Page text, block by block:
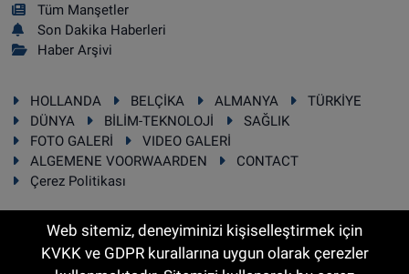
Tüm Manşetler
Son Dakika Haberleri
Haber Arşivi
HOLLANDA BELÇİKA ALMANYA
TÜRKİYE
DÜNYA
BİLİM-TEKNOLOJİ
SAĞLIK
FOTO GALERİ
VIDEO GALERİ
ALGEMENE VOORWAARDEN
CONTACT
Çerez Politikası
RSS Copyright © 2025 Sonhaber.eu Her hakkı saklıdır.
Web sitemiz, deneyiminizi kişiselleştirmek için
KVKK ve GDPR kurallarına uygun olarak çerezler